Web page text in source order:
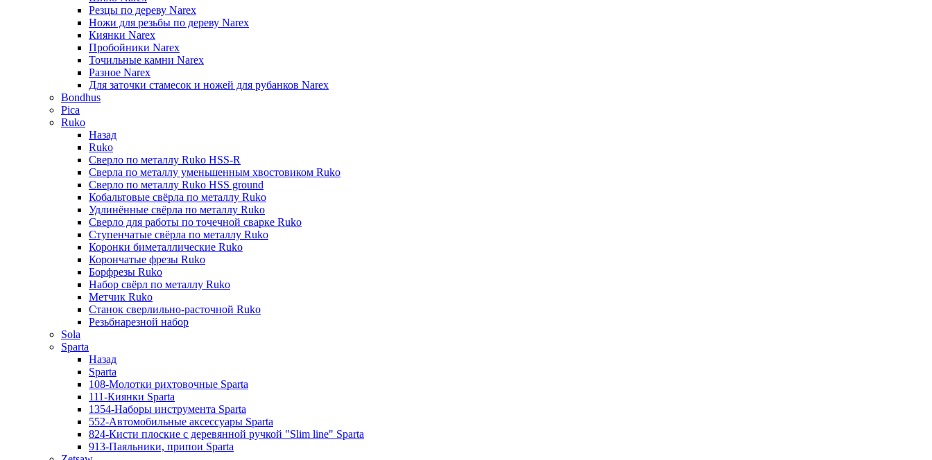
Резцы по дереву Narex
Ножи для резьбы по дереву Narex
Киянки Narex
Пробойники Narex
Точильные камни Narex
Разное Narex
Для заточки стамесок и ножей для рубанков Narex
Bondhus
Pica
Ruko
Назад
Ruko
Сверло по металлу Ruko HSS-R
Сверла по металлу уменьшенным хвостовиком Ruko
Сверло по металлу Ruko HSS ground
Кобальтовые свёрла по металлу Ruko
Удлинённые свёрла по металлу Ruko
Сверло для работы по точечной сварке Ruko
Ступенчатые свёрла по металлу Ruko
Коронки биметаллические Ruko
Корончатые фрезы Ruko
Борфрезы Ruko
Набор свёрл по металлу Ruko
Метчик Ruko
Станок сверлильно-расточной Ruko
Резьбнарезной набор
Sola
Sparta
Назад
Sparta
108-Молотки рихтовочные Sparta
111-Киянки Sparta
1354-Наборы инструмента Sparta
552-Автомобильные аксессуары Sparta
824-Кисти плоские с деревянной ручкой "Slim line" Sparta
913-Паяльники, припои Sparta